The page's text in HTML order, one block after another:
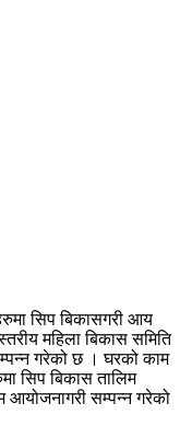
सिप बिकासगरी आय
महिला बिकास समिति
गरेको छ । घरको काम
सिप बिकास तालिम
आयोजनागरी सम्पन्न गरेको